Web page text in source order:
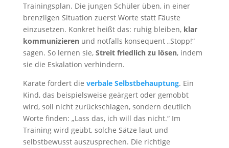
Trainingsplan. Die jungen Schüler üben, in einer
brenzligen Situation zuerst Worte statt Fäuste
einzusetzen. Konkret heißt das: ruhig bleiben, klar
kommunizierenund notfalls konsequent „Stopp!“
sagen. So lernen sie, Streit friedlich zu lösen, indem
sie die Eskalation verhindern.
Karate fördert die verbale Selbstbehauptung. Ein
Kind, das beispielsweise geärgert oder gemobbt
wird, soll nicht zurückschlagen, sondern deutlich
Worte finden: „Lass das, ich will das nicht.“ Im
Training wird geübt, solche Sätze laut und
selbstbewusst auszusprechen. Die richtige